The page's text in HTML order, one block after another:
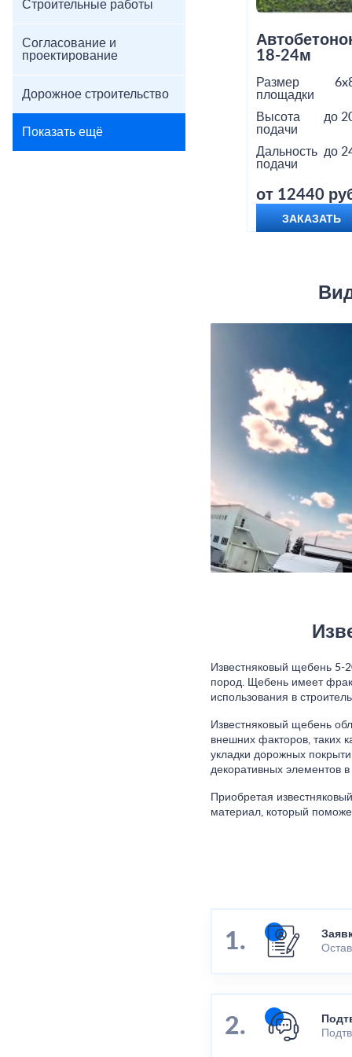
Строительные работы
Согласование и
проектирование
Дорожное строительство
Показать ещё
18-24м
Размер
площадки
Высота
подачи
до
Дальность
подачи
до
от 12440
ЗАКАЗАТЬ
Известняковый щебень 5-
пород. Щебень имеет
использования в
Известняковый щебень
внешних факторов, таких
укладки дорожных
декоративных элементов
Приобретая
материал, который